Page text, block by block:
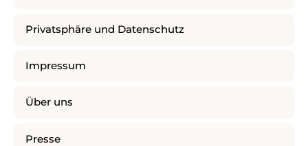
Privatsphäre und Datenschutz
Impressum
Über uns
Presse